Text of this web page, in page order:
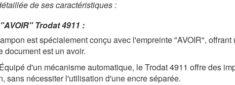
de ses caractéristiques :
Trodat 4911 :
est spécialement conçu avec l'empreinte "AVOIR",
document est un avoir.
Équipé d'un mécanisme automatique, le Trodat 4911 offre des
sans nécessiter l'utilisation d'une encre séparée.